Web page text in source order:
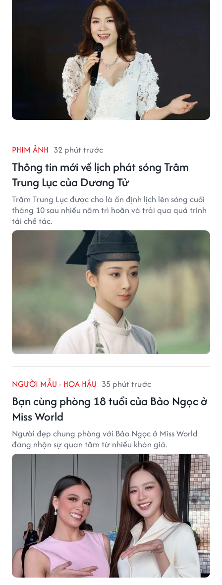
PHIM ẢNH 32 phút trước
Thông tin mới về lịch phát sóng Trâm
Trung Lục của Dương Tử
Trâm Trung Lục được cho là ấn định lịch lên sóng cuối
tháng 10 sau nhiều năm trì hoãn và trải qua quá trình
tái chế tác.
NGƯỜI MẪU - HOA HẬU 35 phút trước
Bạn cùng phòng 18 tuổi của Bảo Ngọc ở
Miss World
Người đẹp chung phòng với Bảo Ngọc ở Miss World
đang nhận sự quan tâm từ nhiều khán giả.